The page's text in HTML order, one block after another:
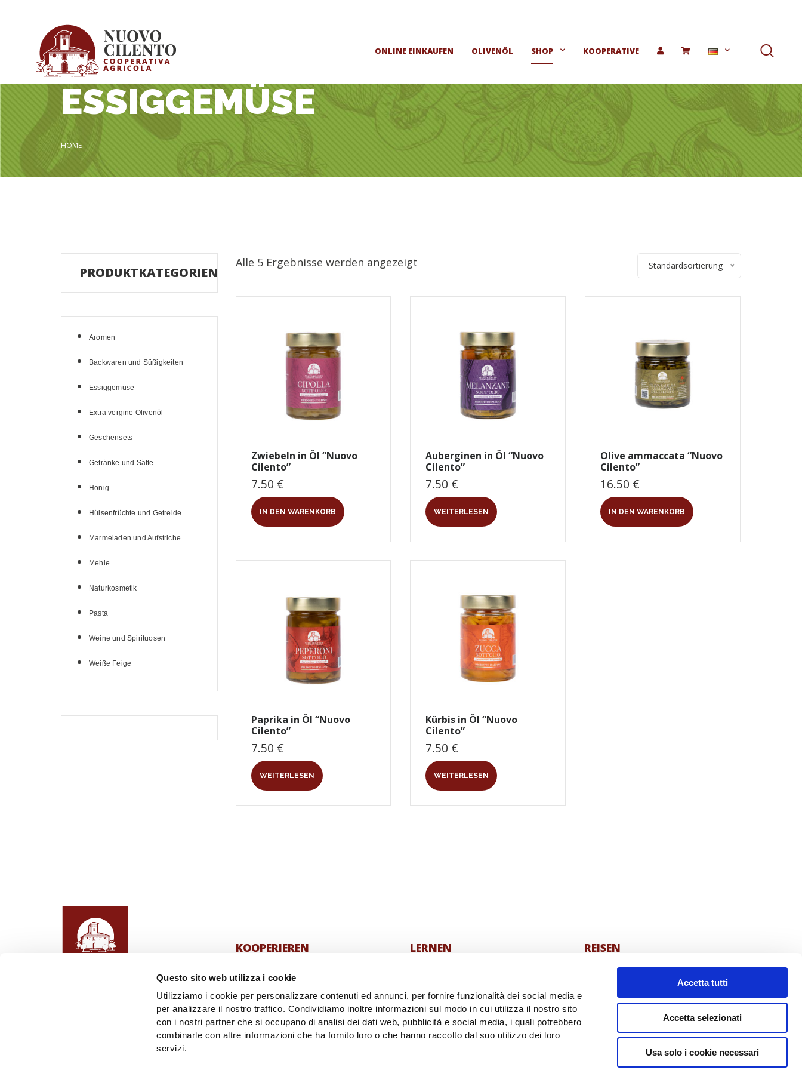
Questo sito web utilizza i cookie
Utilizziamo i cookie per personalizzare contenuti ed annunci, per fornire funzionalità dei social media e
per analizzare il nostro traffico. Condividiamo inoltre informazioni sul modo in cui utilizza il nostro sito
con i nostri partner che si occupano di analisi dei dati web, pubblicità e social media, i quali potrebbero
combinarle con altre informazioni che ha fornito loro o che hanno raccolto dal suo utilizzo dei loro
servizi.
Accetta tutti
Accetta selezionati
Usa solo i cookie necessari
ONLINE EINKAUFEN OLIVENÖL SHOP KOOPERATIVE
ESSIGGEMÜSE
HOME
PRODUKTKATEGORIEN
Aromen
Backwaren und Süßigkeiten
Essiggemüse
Extra vergine Olivenöl
Geschensets
Getränke und Säfte
Honig
Hülsenfrüchte und Getreide
Marmeladen und Aufstriche
Mehle
Naturkosmetik
Pasta
Weine und Spirituosen
Weiße Feige
Alle 5 Ergebnisse werden angezeigt Standardsortierung
Zwiebeln in Öl “Nuovo
Cilento”
7.50 €
IN DEN WARENKORB
Auberginen in Öl “Nuovo
Cilento”
7.50 €
WEITERLESEN
Olive ammaccata “Nuovo
Cilento”
16.50 €
IN DEN WARENKORB
Paprika in Öl “Nuovo
Cilento”
7.50 €
WEITERLESEN
Kürbis in Öl “Nuovo
Cilento”
7.50 €
WEITERLESEN
KOOPERIEREN
Kooperative
Unsere Projekte
Die Ölmühle
LERNEN
Unsere Projekte
REGENERATIVE ÖKOLOGISCHE
Landwirtschaft
REISEN
20 Jahre länger leben
Restaurant Al Frantoio